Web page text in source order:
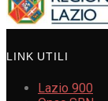
LINK UTILI
Lazio 900